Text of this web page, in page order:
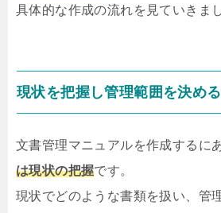
具体的な作成の流れを見ていきま
現状を把握し管理範囲を決める
文書管理マニュアルを作成するに
は現状の把握です。
現状でどのような書類を扱い、管